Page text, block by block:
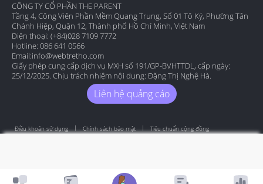
CÔNG TY CỔ PHẦN THE PARENT
Tầng 4, Công Viên Phần Mềm Quang Trung, Số 01 Tô Ký, Phường Tân
Chánh Hiệp, Quận 12, Thành phố Hồ Chí Minh, Việt Nam
Điện thoại: (+84)028 7109 7772
Hotline: 086 641 0566
Email:info@webtretho.com
Giấy phép cung cấp dịch vụ MXH số 191/GP-BVHTTDL, cấp ngày:
25/12/2025. Chịu trách nhiệm nội dung: Đặng Thị Nghệ Hà.
Liên hệ quảng cáo
Điều khoản sử dụng Chính sách bảo mật Tiêu chuẩn cộng đồng